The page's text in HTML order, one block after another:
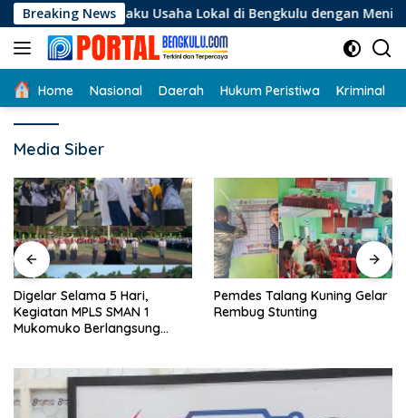
Langsung
ke
konten
Breaking News
Pelaku Usaha Lokal di Bengkulu dengan Meningkatkan
Home Nasional Daerah Hukum Peristiwa Kriminal
Media Siber
Digelar Selama 5 Hari,
Kegiatan MPLS SMAN 1
Mukomuko Berlangsung
Pemdes Talang Kuning Gelar
Rembug Stunting